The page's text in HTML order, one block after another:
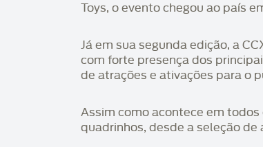
Toys, o evento chegou ao país
Já em sua segunda edição, a
com forte presença dos
de atrações e ativações para o
Assim como acontece em
quadrinhos, desde a seleção